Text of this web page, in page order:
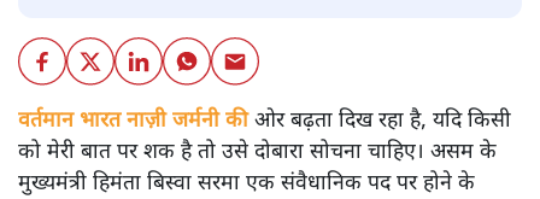
वर्तमान भारत नाज़ी जर्मनी कीओर बढ़ता दिख रहा है, यदि किसी
को मेरी बात पर शक है तो उसे दोबारा सोचना चाहिए। असम के
मुख्यमंत्री हिमंता बिस्वा सरमा एक संवैधानिक पद पर होने के